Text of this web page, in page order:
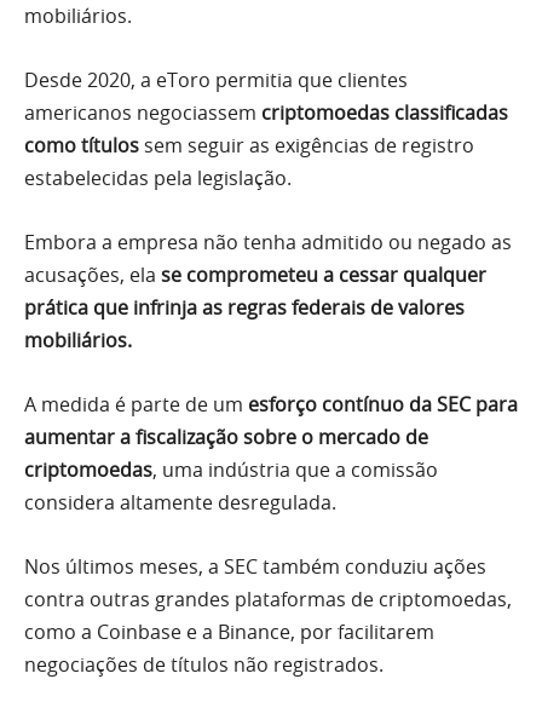
mobiliários.
Desde 2020, a eToro permitia que clientes
americanos negociassem criptomoedas classificadas
como títulos sem seguir as exigências de registro
estabelecidas pela legislação.
Embora a empresa não tenha admitido ou negado as
acusações, ela se comprometeu a cessar qualquer
prática que infrinja as regras federais de valores
mobiliários.
A medida é parte de um esforço contínuo da SEC para
aumentar a fiscalização sobre o mercado de
criptomoedas, uma indústria que a comissão
considera altamente desregulada.
Nos últimos meses, a SEC também conduziu ações
contra outras grandes plataformas de criptomoedas,
como a Coinbase e a Binance, por facilitarem
negociações de títulos não registrados.